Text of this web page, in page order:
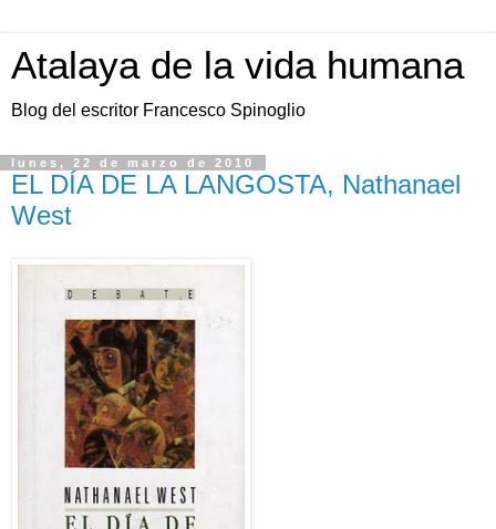
Atalaya de la vida humana
Blog del escritor Francesco Spinoglio
lunes, 22 de marzo de 2010
EL DÍA DE LA LANGOSTA, Nathanael
West